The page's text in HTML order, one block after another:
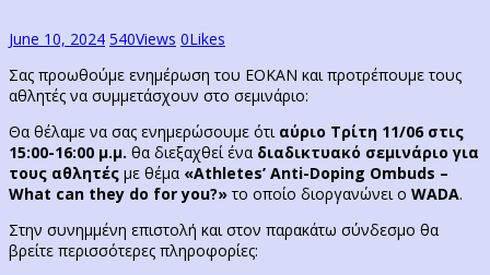
June 10, 2024 540Views 0Likes
Σας προωθούμε ενημέρωση του ΕΟΚΑΝ και προτρέπουμε τους
αθλητές να συμμετάσχουν στο σεμινάριο:
Θα θέλαμε να σας ενημερώσουμε ότι αύριο Τρίτη 11/06 στις
15:00-16:00 μ.μ. θα διεξαχθεί ένα διαδικτυακό σεμινάριο για
τους αθλητές με θέμα «Athletes’ Anti-Doping Ombuds –
What can they do for you?»το οποίο διοργανώνει ο WADA.
Στην συνημμένη επιστολή και στον παρακάτω σύνδεσμο θα
βρείτε περισσότερες πληροφορίες: